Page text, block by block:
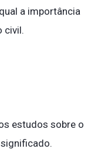
a importância
civil.
estudos sobre o